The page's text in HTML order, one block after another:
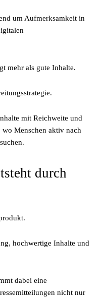
um Aufmerksamkeit in
mehr als gute Inhalte.
mit Reichweite und
Menschen aktiv nach
durch
hochwertige Inhalte und
dabei eine
nicht nur